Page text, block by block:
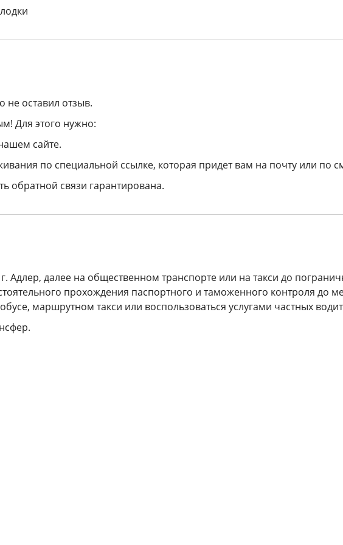
лодки
не оставил отзыв.
Для этого нужно:
сайте.
по специальной ссылке, которая придет вам на почту или по
обратной связи гарантирована.
Адлер, далее на общественном транспорте или на такси до
прохождения паспортного и таможенного контроля до
маршрутном такси или воспользоваться услугами частных